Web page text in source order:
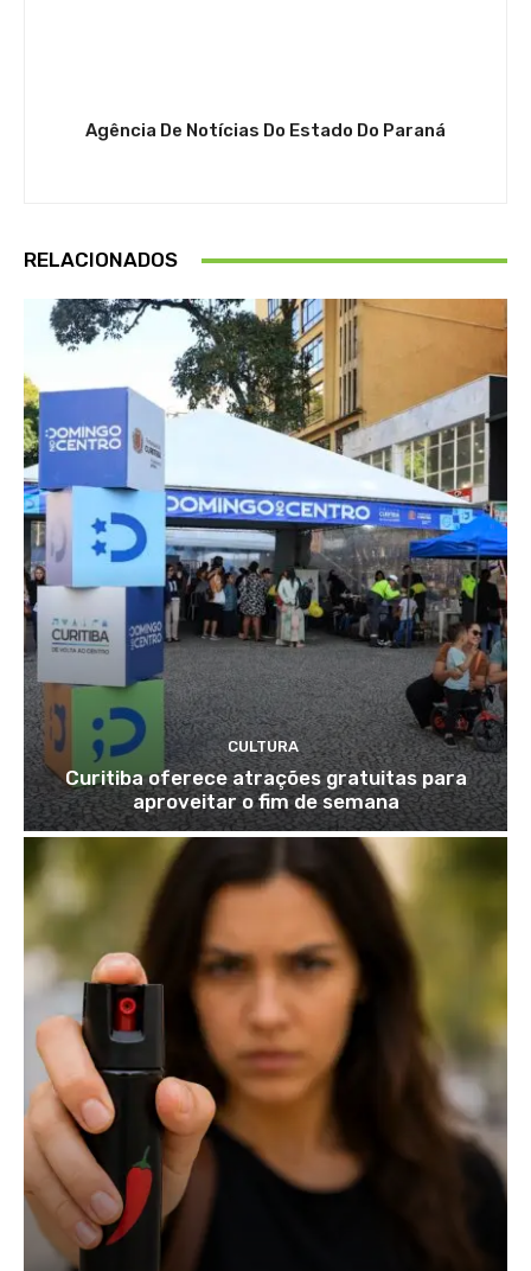
Agência De Notícias Do Estado Do Paraná
RELACIONADOS
CULTURA
Curitiba oferece atrações gratuitas para
aproveitar o fim de semana